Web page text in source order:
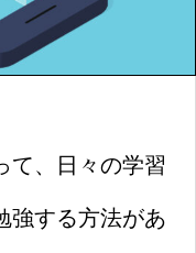
て、日々の学習
強する方法があ